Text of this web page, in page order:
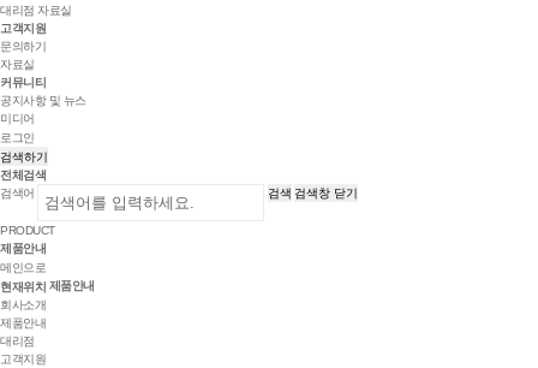
대리점 자료실
고객지원
문의하기
자료실
커뮤니티
공지사항 및 뉴스
미디어
로그인
검색하기
전체검색
검색어
검색 검색창 닫기
PRODUCT
제품안내
메인으로
현재위치 제품안내
회사소개
제품안내
대리점
고객지원